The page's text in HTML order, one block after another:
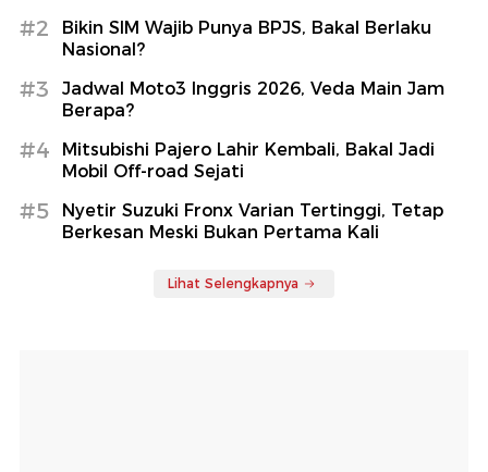
#2
Bikin SIM Wajib Punya BPJS, Bakal Berlaku
Nasional?
#3
Jadwal Moto3 Inggris 2026, Veda Main Jam
Berapa?
#4
Mitsubishi Pajero Lahir Kembali, Bakal Jadi
Mobil Off-road Sejati
#5
Nyetir Suzuki Fronx Varian Tertinggi, Tetap
Berkesan Meski Bukan Pertama Kali
Lihat Selengkapnya